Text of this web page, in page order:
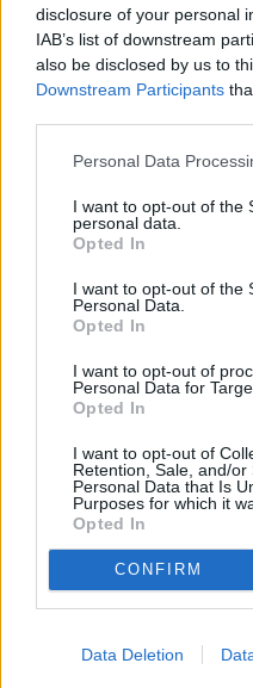
disclosure of your personal
IAB’s list of downstream
also be disclosed by us to
Downstream Participants
Personal Data
I want to opt-out of the
personal data.
Opted In
I want to opt-out of the
Personal Data.
Opted In
I want to opt-out of
Personal Data for
Opted In
I want to opt-out of
Retention, Sale, and/or
Personal Data that Is
Purposes for which it
Opted In
CONFIRM
Data Deletion
Personen
Sepp
Sven
Johanna
Isabell
Anthony
Berger
Soraya
Jo Weil
Tanja
10 weitere